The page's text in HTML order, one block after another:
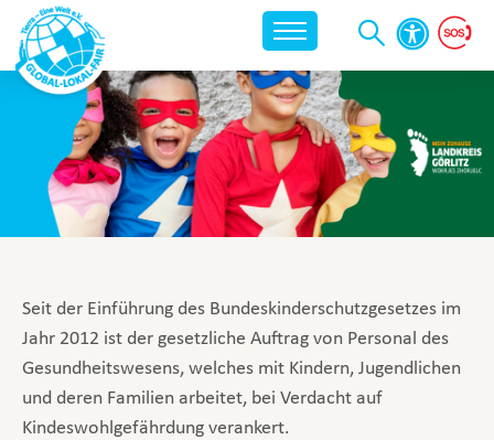
Seit der Einführung des Bundeskinderschutzgesetzes im
Jahr 2012 ist der gesetzliche Auftrag von Personal des
Gesundheitswesens, welches mit Kindern, Jugendlichen
und deren Familien arbeitet, bei Verdacht auf
Kindeswohlgefährdung verankert.